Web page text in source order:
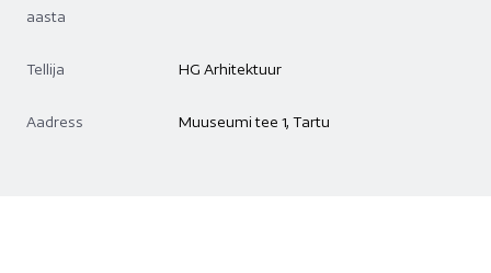
aasta
Tellija HG Arhitektuur
Aadress Muuseumi tee 1, Tartu